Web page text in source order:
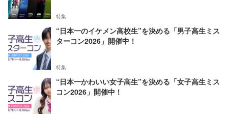
特集
“日本一のイケメン高校生”を決める「男子高生ミス
ターコン2026」開催中！
特集
“日本一かわいい女子高生”を決める「女子高生ミス
コン2026」開催中！